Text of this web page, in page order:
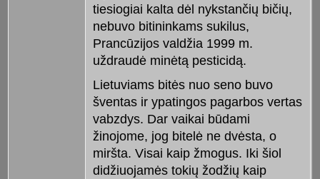
tiesiogiai kalta dėl nykstančių bičių,
nebuvo bitininkams sukilus,
Prancūzijos valdžia 1999 m.
uždraudė minėtą pesticidą.
Lietuviams bitės nuo seno buvo
šventas ir ypatingos pagarbos vertas
vabzdys. Dar vaikai būdami
žinojome, jog bitelė ne dvėsta, o
miršta. Visai kaip žmogus. Iki šiol
didžiuojamės tokių žodžių kaip